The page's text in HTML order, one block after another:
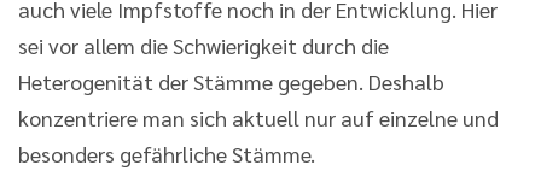
auch viele Impfstoffe noch in der Entwicklung. Hier
sei vor allem die Schwierigkeit durch die
Heterogenität der Stämme gegeben. Deshalb
konzentriere man sich aktuell nur auf einzelne und
besonders gefährliche Stämme.